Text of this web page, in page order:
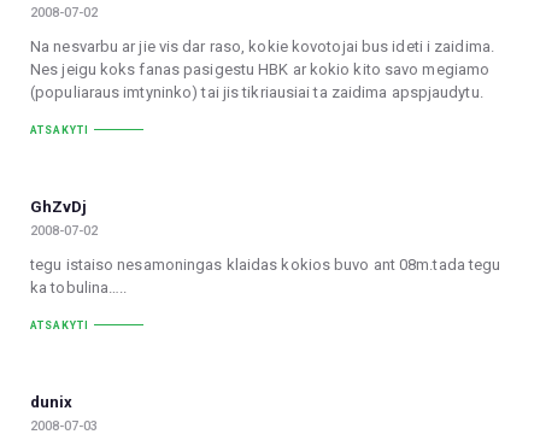
2008-07-02
Na nesvarbu ar jie vis dar raso, kokie kovotojai bus ideti i zaidima.
Nes jeigu koks fanas pasigestu HBK ar kokio kito savo megiamo
(populiaraus imtyninko) tai jis tikriausiai ta zaidima apspjaudytu.
ATSAKYTI
GhZvDj
2008-07-02
tegu istaiso nesamoningas klaidas kokios buvo ant 08m.tada tegu
ka tobulina…..
ATSAKYTI
dunix
2008-07-03